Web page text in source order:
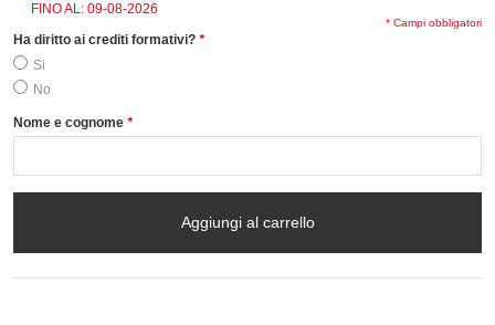
FINO AL: 09-08-2026
*
Ha diritto ai crediti formativi?
Si
No
*
Nome e cognome
* Campi obbligatori
Aggiungi al carrello